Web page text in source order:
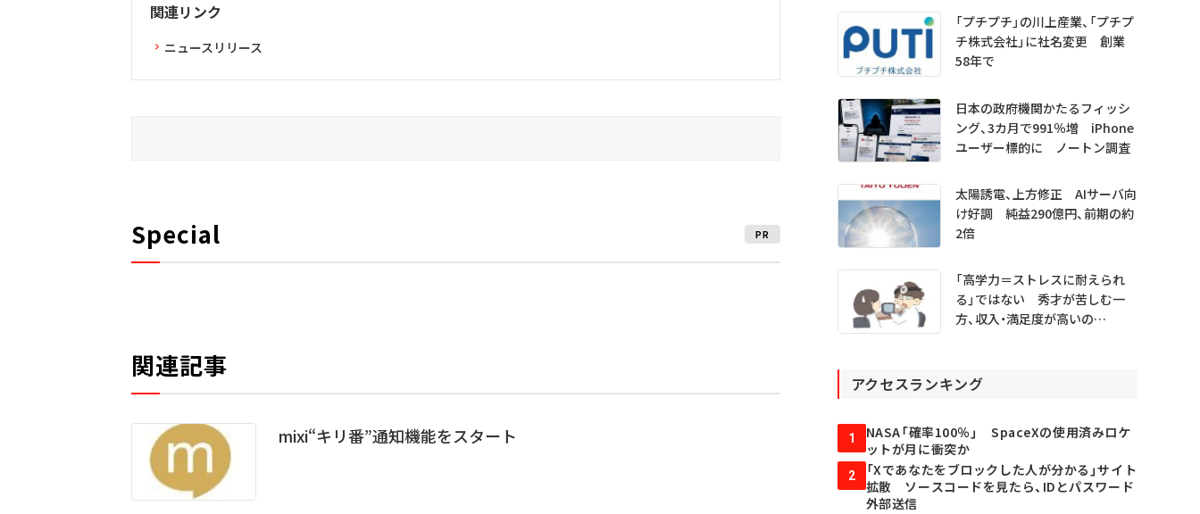
関連リンク
ニュースリリース
Special PR
関連記事
mixi“キリ番”通知機能をスタート
「プチプチ」の川上産業、「プチプ
チ株式会社」に社名変更 創業
58年で
日本の政府機関かたるフィッシ
ング、3カ月で991％増 iPhone
ユーザー標的に ノートン調査
太陽誘電、上方修正 AIサーバ向
け好調 純益290億円、前期の約
2倍
「高学力＝ストレスに耐えられ
る」ではない 秀才が苦しむ一
方、収入・満足度が高いの
アクセスランキング
1
NASA「確率100％」 SpaceXの使用済みロケ
ットが月に衝突か
2
「Xであなたをブロックした人が分かる」サイト
拡散 ソースコードを見たら、IDとパスワード
外部送信